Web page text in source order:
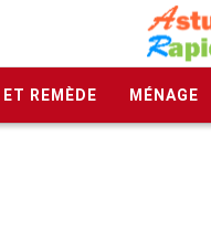
REMÈDE MÉNAGE